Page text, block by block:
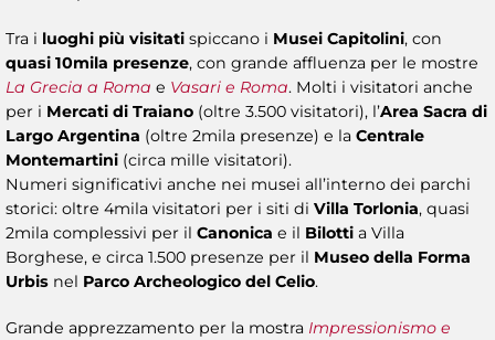
Tra i luoghi più visitati spiccano i Musei Capitolini, con
quasi 10mila presenze, con grande affluenza per le mostre
La Grecia a Roma e Vasari e Roma. Molti i visitatori anche
per i Mercati di Traiano (oltre 3.500 visitatori), l’Area Sacra di
Largo Argentina (oltre 2mila presenze) e la Centrale
Montemartini (circa mille visitatori).
Numeri significativi anche nei musei all’interno dei parchi
storici: oltre 4mila visitatori per i siti di Villa Torlonia, quasi
2mila complessivi per il Canonica e il Bilotti a Villa
Borghese, e circa 1.500 presenze per il Museo della Forma
Urbis nel Parco Archeologico del Celio.
Grande apprezzamento per la mostra Impressionismo e